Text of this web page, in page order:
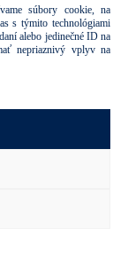
súbory cookie, na
s týmito technológiami
alebo jedinečné ID na
nepriaznivý vplyv na
Google a